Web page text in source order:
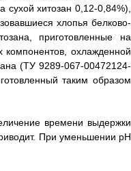
сухой хитозан 0,12-0,84%),
хлопья белково-
приготовленные на
компонентов, охлажденной
(ТУ 9289-067-00472124-
таким образом
времени выдержки
При уменьшении рН